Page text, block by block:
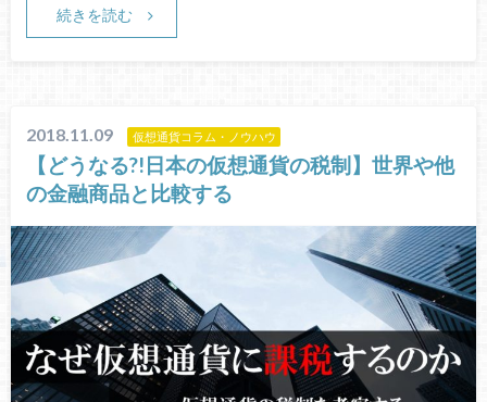
続きを読む
2018.11.09 仮想通貨コラム・ノウハウ
【どうなる?!日本の仮想通貨の税制】世界や他
の金融商品と比較する